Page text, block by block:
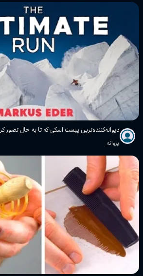
دیوانه‌کننده‌ترین پیست اسکی که تا به حال تصور
پروانه